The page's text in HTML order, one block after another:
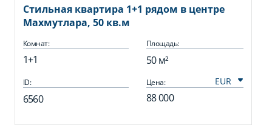
Стильная квартира 1+1 рядом в центре
Махмутлара, 50 кв.м
Комнат:
1+1
Площадь:
50 м²
ID:
6560
Цена:
88 000